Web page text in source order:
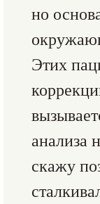
но
Этих
анализа
скажу